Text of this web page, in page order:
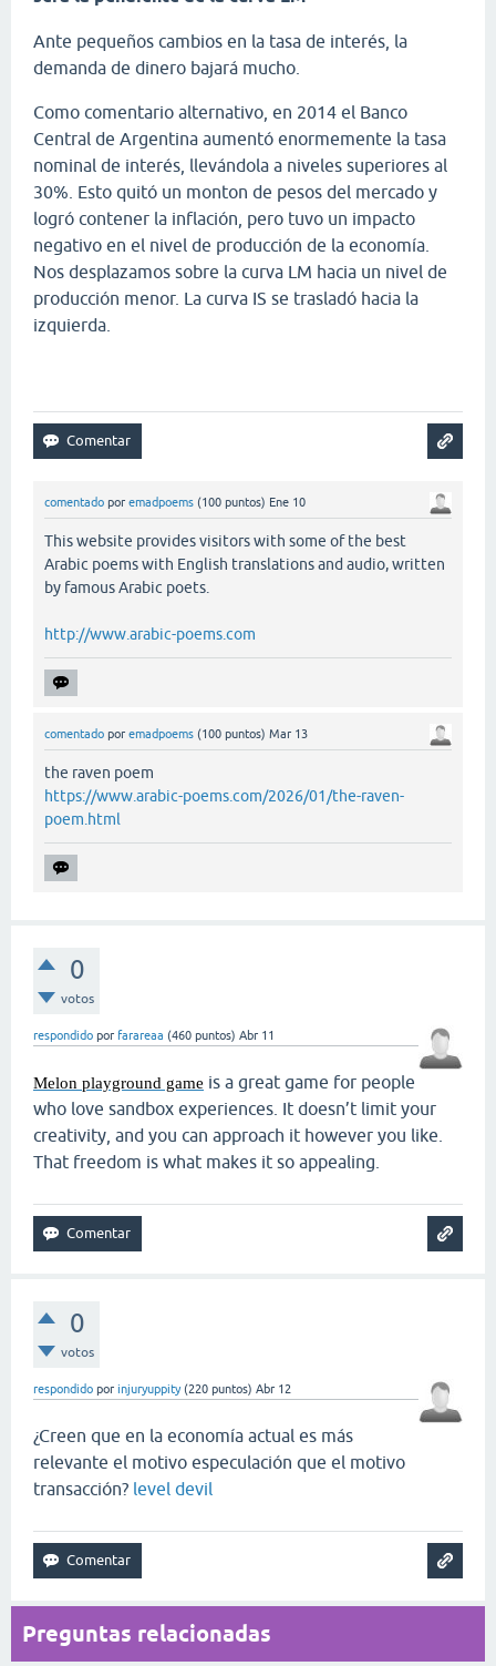
Ante pequeños cambios en la tasa de interés, la
demanda de dinero bajará mucho.
Como comentario alternativo, en 2014 el Banco
Central de Argentina aumentó enormemente la tasa
nominal de interés, llevándola a niveles superiores al
30%. Esto quitó un monton de pesos del mercado y
logró contener la inflación, pero tuvo un impacto
negativo en el nivel de producción de la economía.
Nos desplazamos sobre la curva LM hacia un nivel de
producción menor. La curva IS se trasladó hacia la
izquierda.
comentado por emadpoems (100 puntos) Ene 10
This website provides visitors with some of the best
Arabic poems with English translations and audio, written
by famous Arabic poets.
http://www.arabic-poems.com
comentado por emadpoems (100 puntos) Mar 13
the raven poem
https://www.arabic-poems.com/2026/01/the-raven-
poem.html
0
votos
respondido por farareaa (460 puntos) Abr 11
Melon playground game is a great game for people
who love sandbox experiences. It doesn’t limit your
creativity, and you can approach it however you like.
That freedom is what makes it so appealing.
0
votos
respondido por injuryuppity (220 puntos) Abr 12
¿Creen que en la economía actual es más
relevante el motivo especulación que el motivo
transacción? level devil
Preguntas relacionadas